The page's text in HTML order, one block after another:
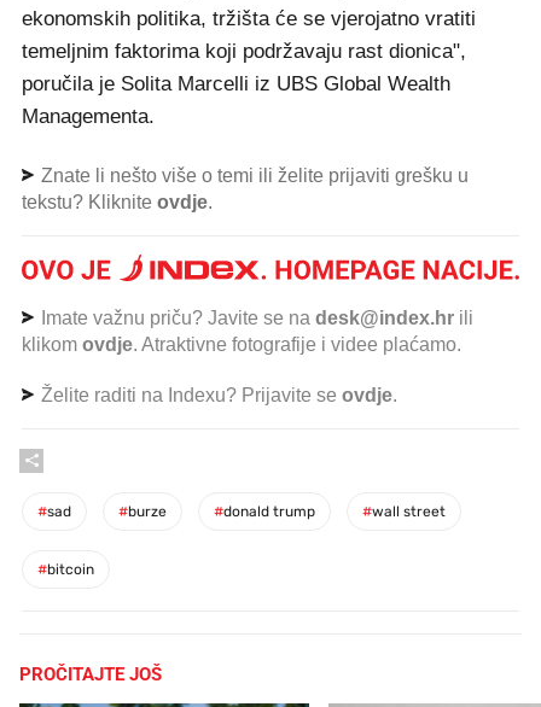
ekonomskih politika, tržišta će se vjerojatno vratiti
temeljnim faktorima koji podržavaju rast dionica",
poručila je Solita Marcelli iz UBS Global Wealth
Managementa.
Znate li nešto više o temi ili želite prijaviti grešku u
tekstu? Kliknite ovdje.
Imate važnu priču? Javite se na desk@index.hr ili
klikom ovdje. Atraktivne fotografije i videe plaćamo.
Želite raditi na Indexu? Prijavite se ovdje.
#sad #burze #donald trump #wall street
#bitcoin
PROČITAJTE JOŠ